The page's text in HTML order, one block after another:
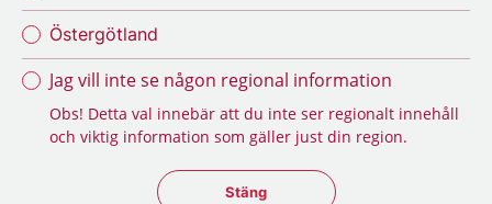
Östergötland
Jag vill inte se någon regional information
Obs! Detta val innebär att du inte ser regionalt innehåll
och viktig information som gäller just din region.
Stäng regionsväljaren
Stäng